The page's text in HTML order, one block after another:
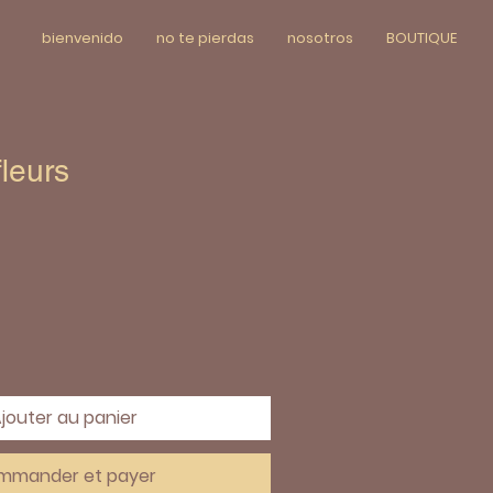
bienvenido no te pierdas nosotros BOUTIQUE
au panier
et payer